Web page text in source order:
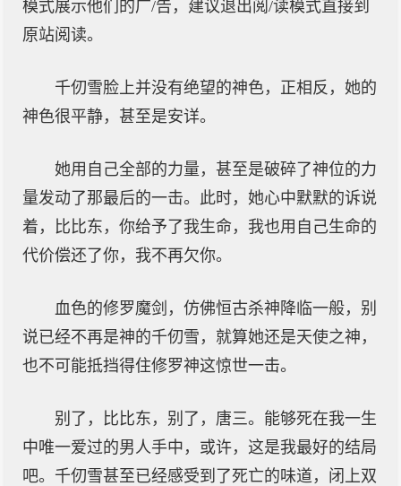
模式展示他们的广/告，建议退出阅/读模式直接到
原站阅读。
千仞雪脸上并没有绝望的神色，正相反，她的
神色很平静，甚至是安详。
她用自己全部的力量，甚至是破碎了神位的力
量发动了那最后的一击。此时，她心中默默的诉说
着，比比东，你给予了我生命，我也用自己生命的
代价偿还了你，我不再欠你。
血色的修罗魔剑，仿佛恒古杀神降临一般，别
说已经不再是神的千仞雪，就算她还是天使之神，
也不可能抵挡得住修罗神这惊世一击。
别了，比比东，别了，唐三。能够死在我一生
中唯一爱过的男人手中，或许，这是我最好的结局
吧。千仞雪甚至已经感受到了死亡的味道，闭上双